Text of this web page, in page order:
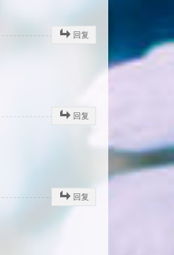
回复
回复
回复